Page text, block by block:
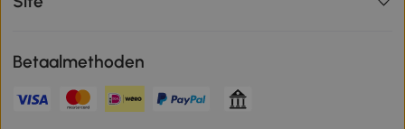
Betaalmethoden